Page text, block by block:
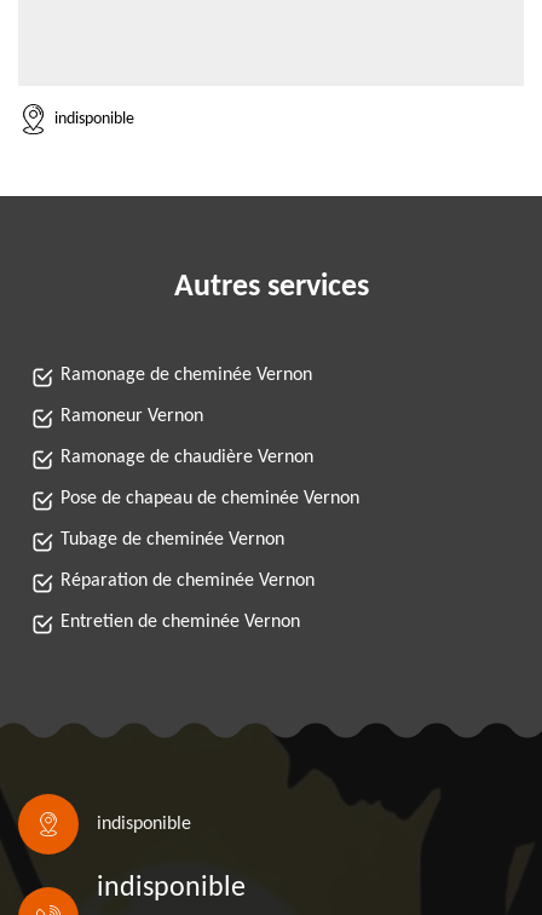
indisponible
Autres services
Ramonage de cheminée Vernon
Ramoneur Vernon
Ramonage de chaudière Vernon
Pose de chapeau de cheminée Vernon
Tubage de cheminée Vernon
Réparation de cheminée Vernon
Entretien de cheminée Vernon
indisponible
indisponible